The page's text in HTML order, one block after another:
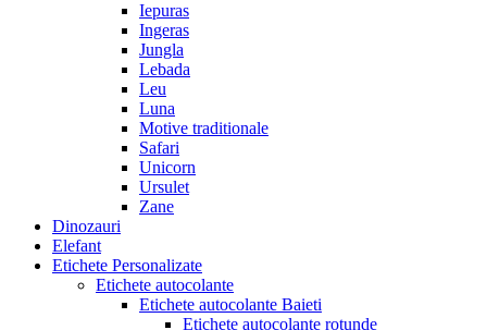
Iepuras
Ingeras
Jungla
Lebada
Leu
Luna
Motive traditionale
Safari
Unicorn
Ursulet
Zane
Dinozauri
Elefant
Etichete Personalizate
Etichete autocolante
Etichete autocolante Baieti
Etichete autocolante rotunde